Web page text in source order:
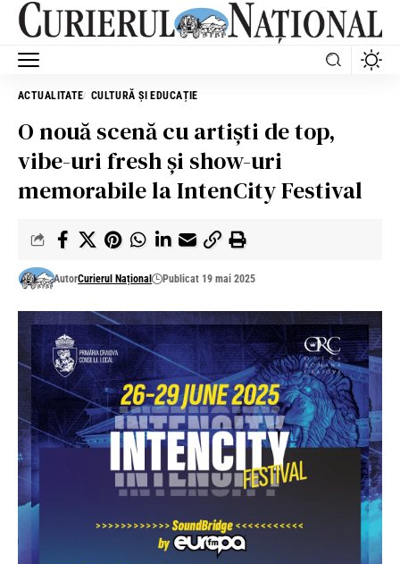
ACTUALITATE CULTURĂ ȘI EDUCAȚIE
O nouă scenă cu artiști de top,
vibe-uri fresh și show-uri
memorabile la IntenCity Festival
AutorCurierul Național Publicat 19 mai 2025